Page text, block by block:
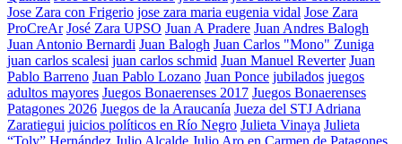
Jose Zara con Frigerio jose zara maria eugenia vidal Jose Zara
ProCreAr José Zara UPSO Juan A Pradere Juan Andres Balogh
Juan Antonio Bernardi Juan Balogh Juan Carlos "Mono" Zuniga
juan carlos scalesi juan carlos schmid Juan Manuel Reverter Juan
Pablo Barreno Juan Pablo Lozano Juan Ponce jubilados juegos
adultos mayores Juegos Bonaerenses 2017 Juegos Bonaerenses
Patagones 2026 Juegos de la Araucanía Jueza del STJ Adriana
Zaratiegui juicios políticos en Río Negro Julieta Vinaya Julieta
“Toly” Hernández Julio Alcalde Julio Aro en Carmen de Patagones